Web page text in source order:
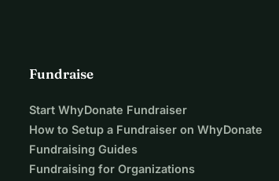
Fundraise
Start WhyDonate Fundraiser
How to Setup a Fundraiser on WhyDonate
Fundraising Guides
Fundraising for Organizations